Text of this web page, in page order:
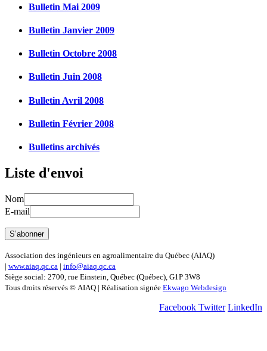
Bulletin Mai 2009
Bulletin Janvier 2009
Bulletin Octobre 2008
Bulletin Juin 2008
Bulletin Avril 2008
Bulletin Février 2008
Bulletins archivés
Liste d'envoi
Nom
E-mail
Association des ingénieurs en agroalimentaire du Québec (AIAQ)
| www.aiaq.qc.ca | info@aiaq.qc.ca
Siège social: 2700, rue Einstein, Québec (Québec), G1P 3W8
Tous droits réservés © AIAQ | Réalisation signée Ekwago Webdesign
Facebook Twitter LinkedIn